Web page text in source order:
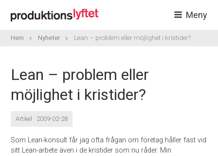
Meny
Hem Nyheter Lean – problem eller möjlighet i kristider?
Lean – problem eller
möjlighet i kristider?
Artikel · 2009-02-28
Som Lean-konsult får jag ofta frågan om företag håller fast vid
sitt Lean-arbete även i de kristider som nu råder. Min